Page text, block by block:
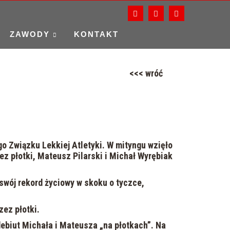
ZAWODY KONTAKT
<<< wróć
Związku Lekkiej Atletyki. W mityngu wzięło
płotki, Mateusz Pilarski i Michał Wyrębiak
rekord życiowy w skoku o tyczce,
płotki.
Michała i Mateusza „na płotkach”. Na